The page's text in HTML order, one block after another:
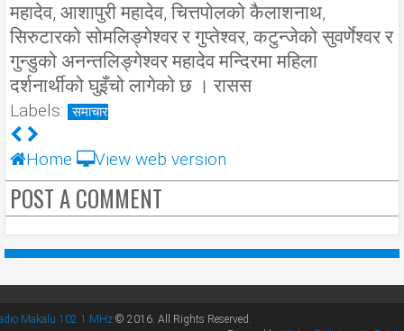
महादेव, आशापुरी महादेव, चित्तपोलको कैलाशनाथ,
सिरुटारको सोमलिङ्गेश्वर र गुप्तेश्वर, कटुन्जेको सुवर्णेश्वर र
गुन्डुको अनन्तलिङ्गेश्वर महादेव मन्दिरमा महिला
दर्शनार्थीको घुइँचो लागेको छ । रासस
Labels: समाचार
Home View web version
POST A COMMENT
Makalu 102.1 MHz © 2016. All Rights Reserved.